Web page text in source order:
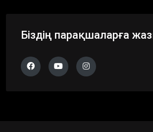
Біздің парақшаларға